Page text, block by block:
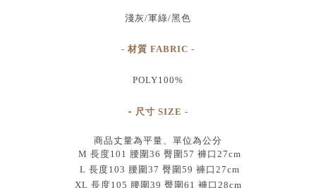
淺灰/軍綠/黑色
- 材質 FABRIC -
POLY100%
- 尺寸 SIZE -
商品丈量為平量、單位為公分
M 長度101 腰圍36 臀圍57 褲口27cm
L 長度103 腰圍37 臀圍59 褲口27cm
XL 長度105 腰圍39 臀圍61 褲口28cm